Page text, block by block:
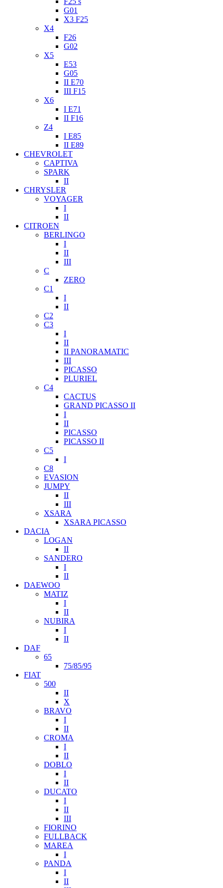
G01
X3 F25
X4
F26
G02
X5
E53
G05
II E70
III F15
X6
I E71
II F16
Z4
I E85
II E89
CHEVROLET
CAPTIVA
SPARK
II
CHRYSLER
VOYAGER
I
II
CITROEN
BERLINGO
I
II
III
C
ZERO
C1
I
II
C2
C3
I
II
II PANORAMATIC
III
PICASSO
PLURIEL
C4
CACTUS
GRAND PICASSO II
I
II
PICASSO
PICASSO II
C5
I
C8
EVASION
JUMPY
II
III
XSARA
XSARA PICASSO
DACIA
LOGAN
II
SANDERO
I
II
DAEWOO
MATIZ
I
II
NUBIRA
I
II
DAF
65
75/85/95
FIAT
500
II
X
BRAVO
I
II
CROMA
I
II
DOBLO
I
II
DUCATO
I
II
III
FIORINO
FULLBACK
MAREA
I
PANDA
I
II